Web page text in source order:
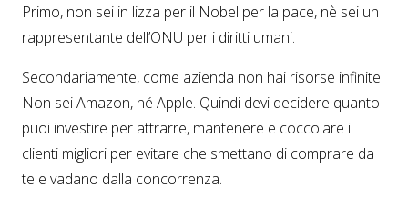
Primo, non sei in lizza per il Nobel per la pace, nè sei un
rappresentante dell’ONU per i diritti umani.
Secondariamente, come azienda non hai risorse infinite.
Non sei Amazon, né Apple. Quindi devi decidere quanto
puoi investire per attrarre, mantenere e coccolare i
clienti migliori per evitare che smettano di comprare da
te e vadano dalla concorrenza.